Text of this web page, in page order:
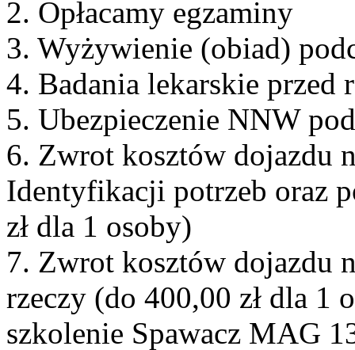
2. Opłacamy egzaminy
3. Wyżywienie (obiad)
4. Badania lekarskie przed
5. Ubezpieczenie NNW
6. Zwrot kosztów dojazdu
Identyfikacji potrzeb oraz
zł dla 1 osoby)
7. Zwrot kosztów dojazdu
rzeczy (do 400,00 zł dla 1
szkolenie Spawacz MAG